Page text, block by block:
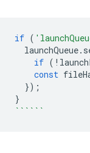
if (
launchQueue.
if ( !
const
});
}
``````